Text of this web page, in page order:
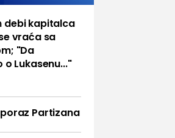
debi kapitalca
vraća sa
"Da
o Lukasenu..."
Partizana